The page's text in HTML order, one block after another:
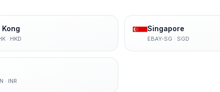
Kong
· HKD
Singapore
EBAY-SG · SGD
· INR